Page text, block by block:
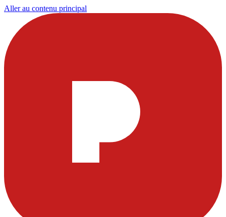
Aller au contenu principal